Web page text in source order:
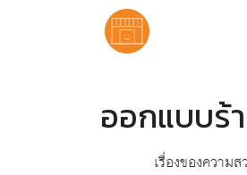
ออกแบบร้
เรื่องของความสวยค